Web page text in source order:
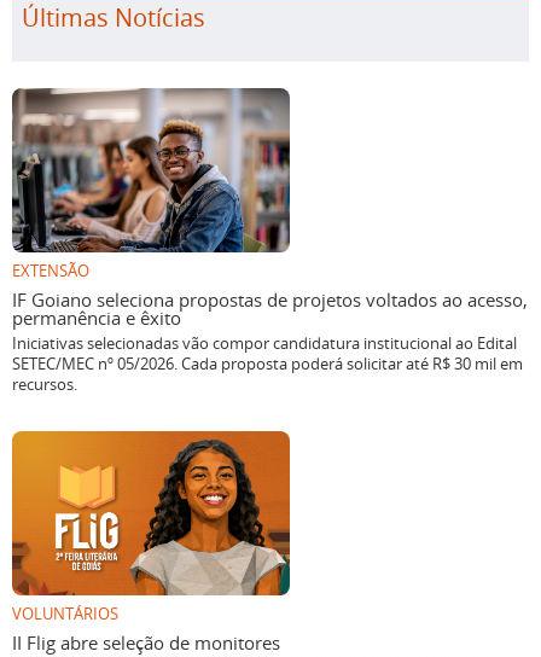
Últimas Notícias
EXTENSÃO
IF Goiano seleciona propostas de projetos voltados ao acesso,
permanência e êxito
Iniciativas selecionadas vão compor candidatura institucional ao Edital
SETEC/MEC nº 05/2026. Cada proposta poderá solicitar até R$ 30 mil em
recursos.
VOLUNTÁRIOS
II Flig abre seleção de monitores